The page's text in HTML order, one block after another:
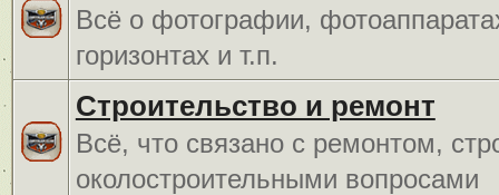
Всё о фотографии,
горизонтах и т.п.
Строительство и ремонт
Всё, что связано с ремонтом,
околостроительными вопросами